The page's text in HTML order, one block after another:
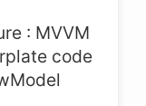
: MVVM
code